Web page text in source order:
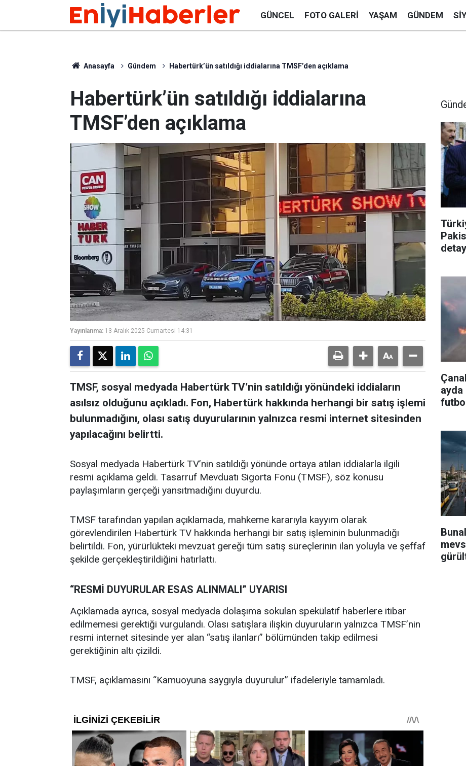
GÜNCEL FOTO GALERI YAŞAM GÜNDEM
Anasayfa Gündem Habertürk’ün satıldığı iddialarına TMSF’den açıklama
Habertürk’ün satıldığı iddialarına
TMSF’den açıklama
Yayınlanma: 13 Aralık 2025 Cumartesi 14:31
TMSF, sosyal medyada Habertürk TV’nin satıldığı yönündeki iddiaların
asılsız olduğunu açıkladı. Fon, Habertürk hakkında herhangi bir satış işlemi
bulunmadığını, olası satış duyurularının yalnızca resmi internet sitesinden
yapılacağını belirtti.
Sosyal medyada Habertürk TV’nin satıldığı yönünde ortaya atılan iddialarla ilgili
resmi açıklama geldi. Tasarruf Mevduatı Sigorta Fonu (TMSF), söz konusu
paylaşımların gerçeği yansıtmadığını duyurdu.
TMSF tarafından yapılan açıklamada, mahkeme kararıyla kayyım olarak
görevlendirilen Habertürk TV hakkında herhangi bir satış işleminin bulunmadığı
belirtildi. Fon, yürürlükteki mevzuat gereği tüm satış süreçlerinin ilan yoluyla ve şeffaf
şekilde gerçekleştirildiğini hatırlattı.
“RESMİ DUYURULAR ESAS ALINMALI” UYARISI
Açıklamada ayrıca, sosyal medyada dolaşıma sokulan spekülatif haberlere itibar
edilmemesi gerektiği vurgulandı. Olası satışlara ilişkin duyuruların yalnızca TMSF’nin
resmi internet sitesinde yer alan “satış ilanları” bölümünden takip edilmesi
gerektiğinin altı çizildi.
TMSF, açıklamasını “Kamuoyuna saygıyla duyurulur” ifadeleriyle tamamladı.
ayda